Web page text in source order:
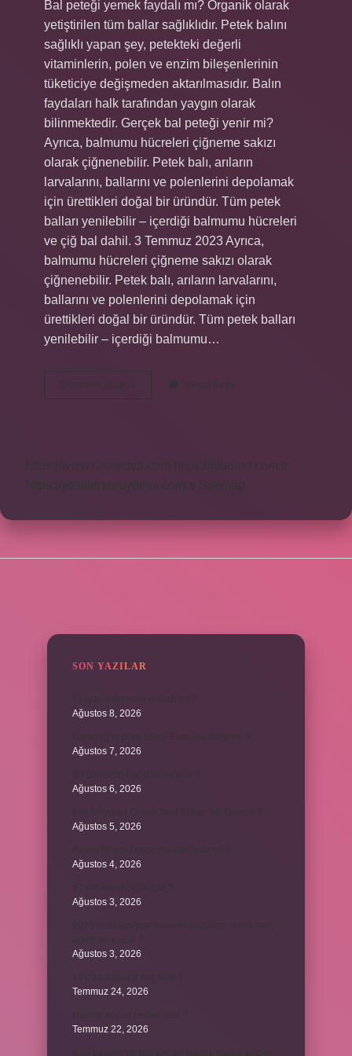
Bal peteği yemek faydalı mı? Organik olarak
yetiştirilen tüm ballar sağlıklıdır. Petek balını
sağlıklı yapan şey, petekteki değerli
vitaminlerin, polen ve enzim bileşenlerinin
tüketiciye değişmeden aktarılmasıdır. Balın
faydaları halk tarafından yaygın olarak
bilinmektedir. Gerçek bal peteği yenir mi?
Ayrıca, balmumu hücreleri çiğneme sakızı
olarak çiğnenebilir. Petek balı, arıların
larvalarını, ballarını ve polenlerini depolamak
için ürettikleri doğal bir üründür. Tüm petek
balları yenilebilir – içerdiği balmumu hücreleri
ve çiğ bal dahil. 3 Temmuz 2023 Ayrıca,
balmumu hücreleri çiğneme sakızı olarak
çiğnenebilir. Petek balı, arıların larvalarını,
ballarını ve polenlerini depolamak için
ürettikleri doğal bir üründür. Tüm petek balları
yenilebilir – içerdiği balmumu…
Devamını okuyun
Peteği
Yorum Bırak
https://www.rinmedya.com
https://bluenet.com.tr
https://yesillerkuruyemis.com.tr Sitemap
SON YAZILAR
Ağustos 8, 2026
Karadağ’ın para birimi Euro mu dolar mı ?
Ağustos 7, 2026
Ağustos 6, 2026
Ağustos 5, 2026
Ağustos 4, 2026
Ağustos 3, 2026
Ağustos 3, 2026
Temmuz 24, 2026
Temmuz 22, 2026